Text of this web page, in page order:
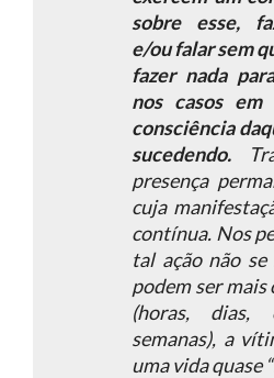
sobre esse,
e/ou falar sem
fazer nada
nos casos
consciência
sucedendo.
presença
cuja
contínua. Nos
tal ação não
podem ser mais
(horas,
semanas), a
uma vida quase